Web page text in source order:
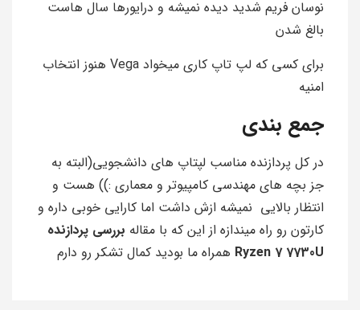
نوسان فریم شدید دیده نمیشه و درایورها سال هاست
بالغ شدن
برای کسی که لپ تاپ کاری میخواد Vega هنوز انتخاب
امنیه
جمع بندی
در کل پردازنده مناسب لپتاپ های دانشجویی(البته به
جز بچه های مهندسی کامپیوتر و معماری :)) هست و
انتظار بالایی نمیشه ازش داشت اما کارایی خوبی داره و
کارتون رو راه میندازه از این که با مقاله بررسی پردازنده
Ryzen 7 7730U همراه ما بودید کمال تشکر رو دارم